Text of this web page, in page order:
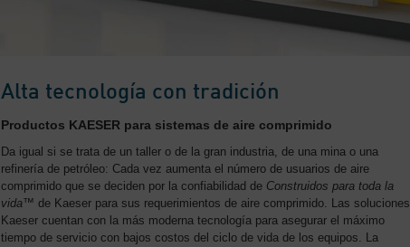
Alta tecnología con tradición
Productos KAESER para sistemas de aire comprimido
Da igual si se trata de un taller o de la gran industria, de una mina o una
refinería de petróleo: Cada vez aumenta el número de usuarios de aire
comprimido que se deciden por la confiabilidad de Construidos para toda la
vida™ de Kaeser para sus requerimientos de aire comprimido. Las soluciones
Kaeser cuentan con la más moderna tecnología para asegurar el máximo
tiempo de servicio con bajos costos del ciclo de vida de los equipos. La